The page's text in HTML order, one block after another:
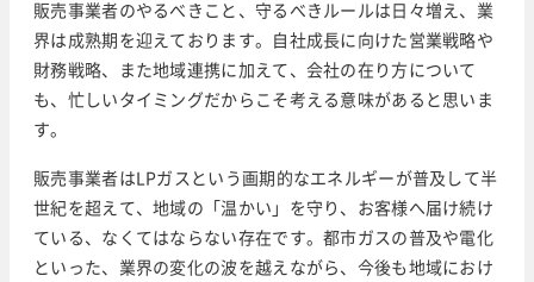
販売事業者のやるべきこと、守るべきルールは日々増え、業
界は成熟期を迎えております。自社成長に向けた営業戦略や
財務戦略、また地域連携に加えて、会社の在り方について
も、忙しいタイミングだからこそ考える意味があると思いま
す。
販売事業者はLPガスという画期的なエネルギーが普及して半
世紀を超えて、地域の「温かい」を守り、お客様へ届け続け
ている、なくてはならない存在です。都市ガスの普及や電化
といった、業界の変化の波を越えながら、今後も地域におけ